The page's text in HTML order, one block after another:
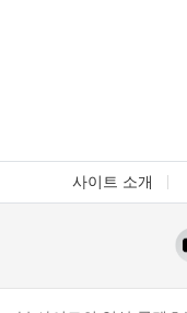
사이트 소개